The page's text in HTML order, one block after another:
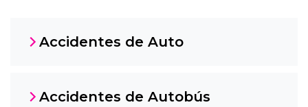
Accidentes de Auto
Accidentes de Autobús